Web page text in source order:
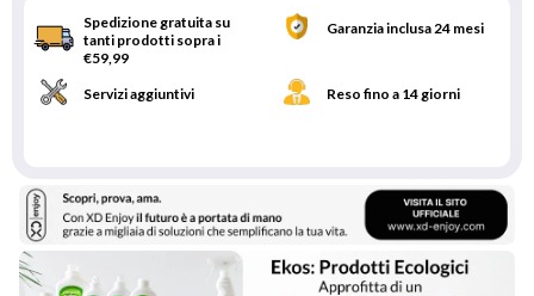
Spedizione gratuita su
tanti prodotti sopra i
€59,99
Garanzia inclusa 24 mesi
Servizi aggiuntivi Reso fino a 14 giorni